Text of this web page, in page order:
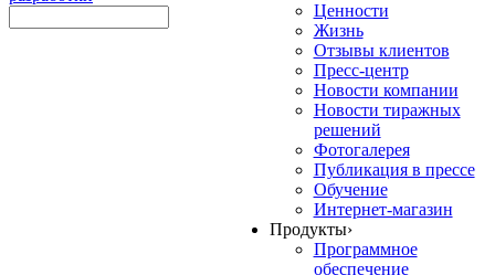
Ценности
Жизнь
Отзывы клиентов
Пресс-центр
Новости компании
Новости тиражных
решений
Фотогалерея
Публикация в прессе
Обучение
Интернет-магазин
Продукты›
Программное
обеспечение